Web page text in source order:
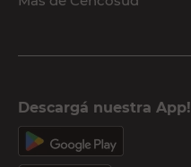
Descargá nuestra App!